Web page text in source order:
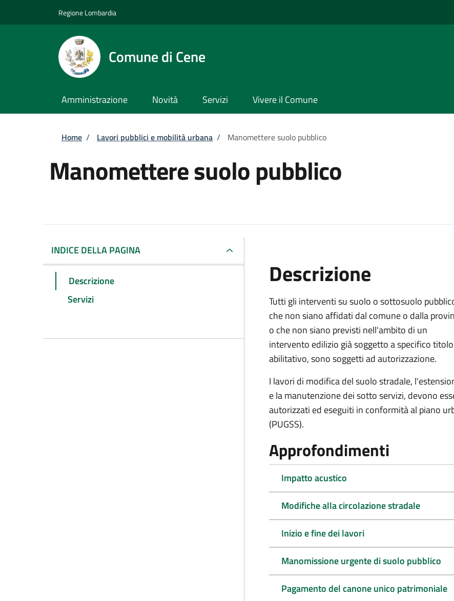
Regione Lombardia
Comune di Cene
Amministrazione Novità Servizi Vivere il Comune
Briciole di pane
Home / Lavori pubblici e mobilità urbana / Manomettere suolo pubblico
Manomettere suolo pubblico
INDICE DELLA PAGINA
Descrizione
Servizi
Descrizione
Tutti gli interventi su suolo o sottosuolo
che non siano affidati dal comune o dalla
o che non siano previsti nell'ambito di un
intervento edilizio già soggetto a specifico titolo
abilitativo, sono soggetti adautorizzazione.
I lavori di modifica del suolo stradale,
e la manutenzione dei sotto servizi, devono
autorizzati ed eseguiti in conformità al piano
(PUGSS).
Approfondimenti
Impatto acustico
Modifiche alla circolazione stradale
Inizio e fine dei lavori
Manomissione urgente di suolo pubblico
Pagamento del canone unico patrimoniale